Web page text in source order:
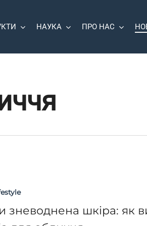
НАУКА ПРО НАС
зневоднена шкіра: як